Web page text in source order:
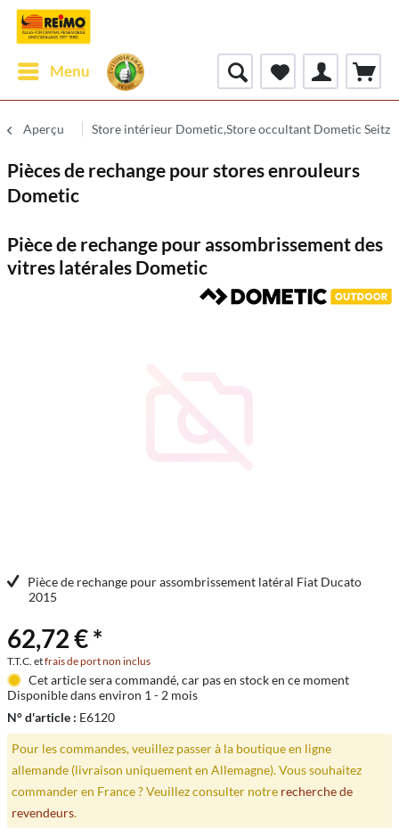
Menu
Aperçu Store intérieur Dometic,Store occultant Dometic Seitz
Pièces de rechange pour stores enrouleurs
Dometic
Pièce de rechange pour assombrissement des
vitres latérales Dometic
Pièce de rechange pour assombrissement latéral Fiat Ducato
2015
62,72 € *
T.T.C. etfrais de port non inclus
Cet article sera commandé, car pas en stock en ce moment
Disponible dans environ 1 - 2 mois
N° d'article : E6120
Pour les commandes, veuillez passer à la boutique en ligne
allemande (livraison uniquement en Allemagne). Vous souhaitez
commander en France ? Veuillez consulter notre recherche de
revendeurs.